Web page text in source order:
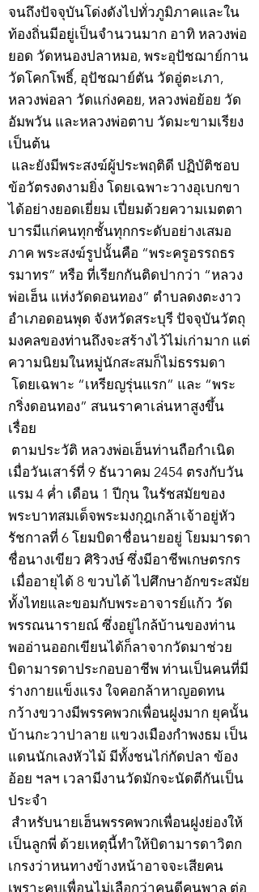
จนถึงปัจจุบันโด่งดังไปทั่วภูมิภาคและใน
ท้องถิ่นมีอยู่เป็นจำนวนมาก อาทิ หลวงพ่อ
ยอด วัดหนองปลาหมอ, พระอุปัชฌาย์กาน
วัดโคกโพธิ์, อุปัชฌาย์ตัน วัดอู่ตะเภา,
หลวงพ่อลา วัดแก่งคอย, หลวงพ่อย้อย วัด
อัมพวัน และหลวงพ่อตาบ วัดมะขามเรียง
เป็นต้น
และยังมีพระสงฆ์ผู้ประพฤติดี ปฏิบัติชอบ
ข้อวัตรงดงามยิ่ง โดยเฉพาะวางอุเบกขา
ได้อย่างยอดเยี่ยม เปี่ยมด้วยความเมตตา
บารมีแก่คนทุกชั้นทุกกระดับอย่างเสมอ
ภาค พระสงฆ์รูปนั้นคือ “พระครูอรรถธร
รมาทร” หรือ ที่เรียกกันติดปากว่า “หลวง
พ่อเฮ็น แห่งวัดดอนทอง” ตำบลดงตะงาว
อำเภอดอนพุด จังหวัดสระบุรี ปัจจุบันวัตถุ
มงคลของท่านถึงจะสร้างไว้ไม่เก่ามาก แต่
ความนิยมในหมู่นักสะสมก็ไม่ธรรมดา
โดยเฉพาะ “เหรียญรุ่นแรก” และ “พระ
กริ่งดอนทอง” สนนราคาเล่นหาสูงขึ้น
เรื่อย
ตามประวัติ หลวงพ่อเฮ็นท่านถือกำเนิด
เมื่อวันเสาร์ที่ 9 ธันวาคม 2454 ตรงกับวัน
แรม 4 ค่ำ เดือน 1 ปีกุน ในรัชสมัยของ
พระบาทสมเด็จพระมงกุฎเกล้าเจ้าอยู่หัว
รัชกาลที่ 6 โยมบิดาชื่อนายอยู่ โยมมารดา
ชื่อนางเขียว ศิริวงษ์ ซึ่งมีอาชีพเกษตรกร
เมื่ออายุได้ 8 ขวบได้ ไปศึกษาอักขระสมัย
ทั้งไทยและขอมกับพระอาจารย์แก้ว วัด
พรรณนารายณ์ ซึ่งอยู่ไกล้บ้านของท่าน
พออ่านออกเขียนได้ก็ลาจากวัดมาช่วย
บิดามารดาประกอบอาชีพ ท่านเป็นคนที่มี
ร่างกายแข็งแรง ใจคอกล้าหาญอดทน
กว้างขวางมีพรรคพวกเพื่อนฝูงมาก ยุคนั้น
บ้านกะวาปาลาย แขวงเมืองกำพงธม เป็น
แดนนักเลงหัวไม้ มีทั้งชนไก่กัดปลา ข้อง
อ้อย ฯลฯ เวลามีงานวัดมักจะนัดตีกันเป็น
ประจำ
สำหรับนายเฮ็นพรรคพวกเพื่อนฝูงย่องให้
เป็นลูกพี่ ด้วยเหตุนี้ทำให้บิดามารดาวิตก
เกรงว่าหนทางข้างหน้าอาจจะเสียคน
เพราะคบเพื่อนไม่เลือกว่าคนดีคนพาล ต่อ